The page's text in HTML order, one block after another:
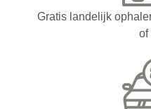
Gratis landelijk
of